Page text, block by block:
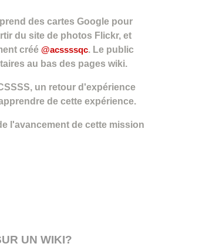
des cartes Google pour
du site de photos Flickr, et
créé @acssssqc. Le public
au bas des pages wiki.
un retour d'expérience
de cette expérience.
l'avancement de cette mission
UN WIKI?